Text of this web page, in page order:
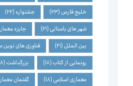
خلیج فارس (23) جشنواره (22)
شهر های باستانی (21) جایزه
بین الملل (21) فناوری های نوین
رونمایی از کتاب (18) بزرگداشت (18)
معماری اسلامی (18) گفتمان